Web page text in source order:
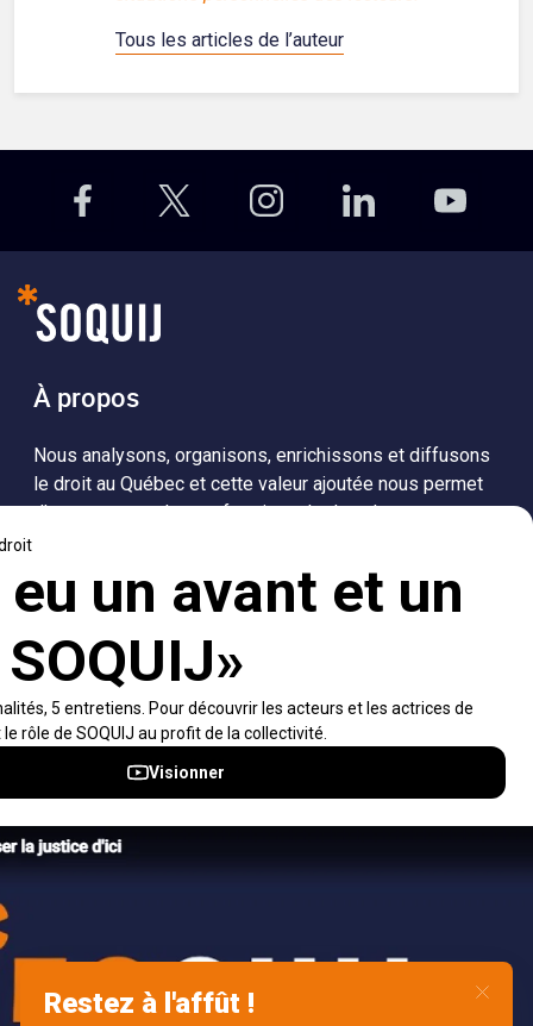
Tous les articles de l’auteur
À propos
Nous analysons, organisons, enrichissons et diffusons
le droit au Québec et cette valeur ajoutée nous permet
d’accompagner les professionnels dans leurs
population dans sa compréhension du droit.
Accès rapides
À propos
Nétiquette
Notifications et fils RSS
Accès à l’information